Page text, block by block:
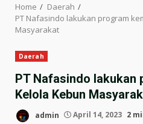
Home
Daerah
PT Nafasindo lakukan program
Masyarakat
Daerah
PT Nafasindo lakukan
Kelola Kebun
admin April 14, 2023 2